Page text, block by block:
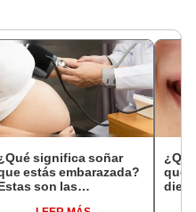
significa soñar
estás embarazada?
son las
que